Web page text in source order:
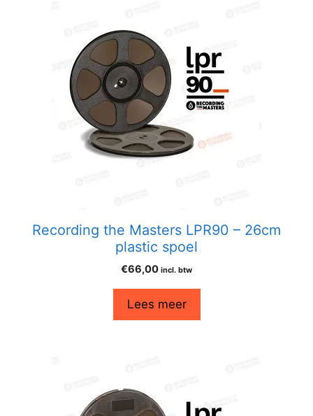
Recording the Masters LPR90 – 26cm
plastic spoel
€66,00 incl. btw
Lees meer